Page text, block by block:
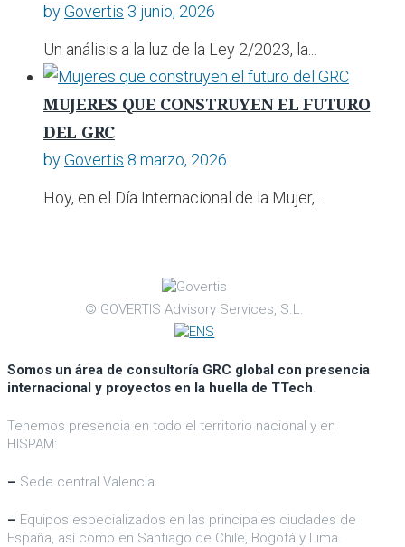
byGovertis 3 junio, 2026
Un análisis a la luz de la Ley 2/2023, la...
MUJERES QUE CONSTRUYEN EL FUTURO
DEL GRC
byGovertis 8 marzo, 2026
Hoy, en el Día Internacional de la Mujer,...
© GOVERTIS Advisory Services, S.L.
Somos un área de consultoría GRC global con presencia
internacional y proyectos en la huella de TTech.
Tenemos presencia en todo el territorio nacional y en
HISPAM:
– Sede central Valencia
– Equipos especializados en las principales ciudades de
España, así como en Santiago de Chile, Bogotá y Lima.